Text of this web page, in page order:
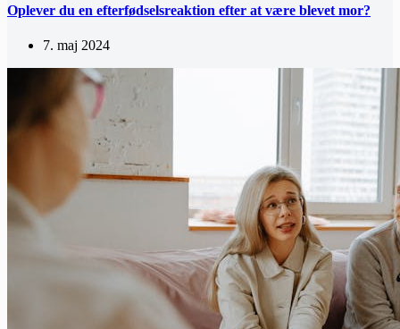
Oplever du en efterfødselsreaktion efter at være blevet mor?
7. maj 2024